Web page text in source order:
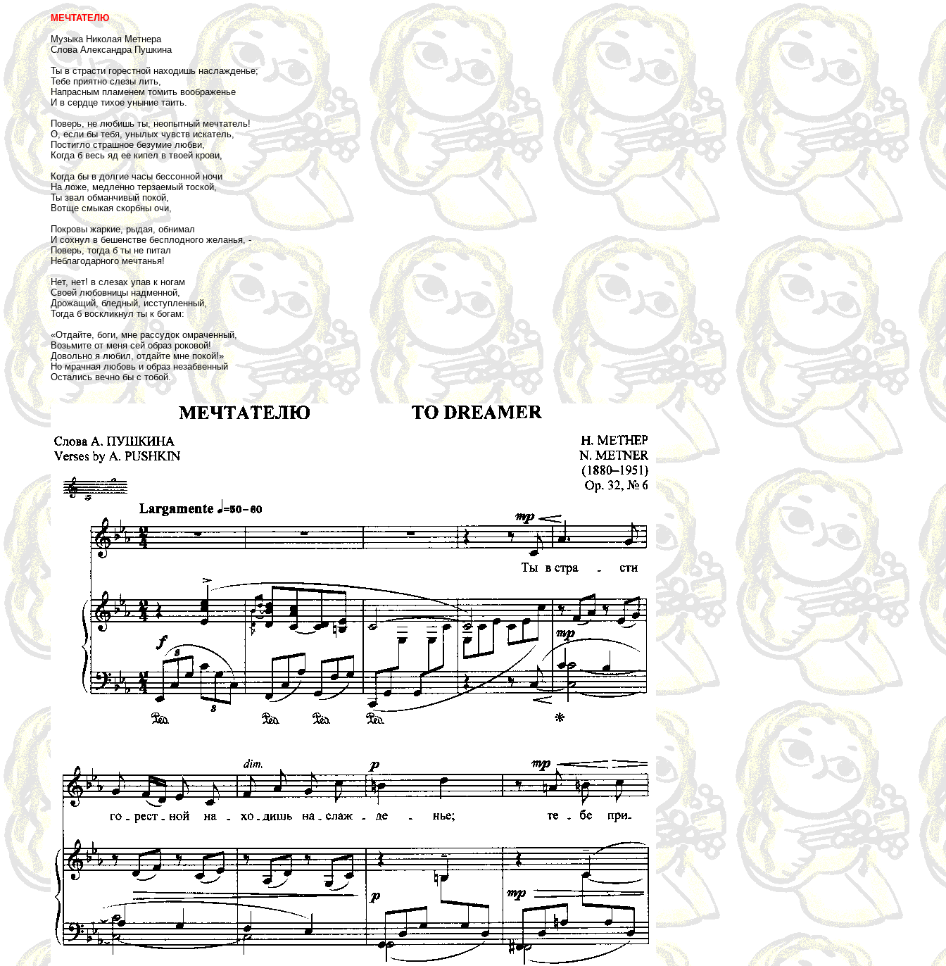
МЕЧТАТЕЛЮ
Музыка Николая Метнера
Слова Александра Пушкина
Ты в страсти горестной находишь наслажденье;
Тебе приятно слезы лить,
Напрасным пламенем томить воображенье
И в сердце тихое уныние таить.
Поверь, не любишь ты, неопытный мечтатель!
О, если бы тебя, унылых чувств искатель,
Постигло страшное безумие любви,
Когда б весь яд ее кипел в твоей крови,
Когда бы в долгие часы бессонной ночи
На ложе, медленно терзаемый тоской,
Ты звал обманчивый покой,
Вотще смыкая скорбны очи,
Покровы жаркие, рыдая, обнимал
И сохнул в бешенстве бесплодного желанья, -
Поверь, тогда б ты не питал
Неблагодарного мечтанья!
Нет, нет! в слезах упав к ногам
Своей любовницы надменной,
Дрожащий, бледный, исступленный,
Тогда б воскликнул ты к богам:
«Отдайте, боги, мне рассудок омраченный,
Возьмите от меня сей образ роковой!
Довольно я любил, отдайте мне покой!»
Но мрачная любовь и образ незабвенный
Остались вечно бы с тобой.